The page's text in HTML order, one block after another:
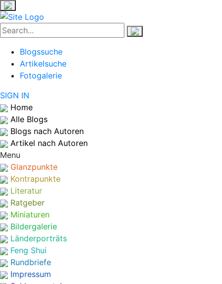
Blogssuche
Artikelsuche
Fotogalerie
SIGN IN
Home
Alle Blogs
Blogs nach Autoren
Artikel nach Autoren
Menu
Glanzpunkte
Kontrapunkte
Literatur
Ratgeber
Miniaturen
Bildergalerie
Länderporträts
Feng Shui
Rundbriefe
Impressum